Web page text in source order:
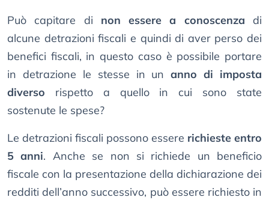
Può capitare di non essere a conoscenza di
alcune detrazioni fiscali e quindi di aver perso dei
benefici fiscali, in questo caso è possibile portare
in detrazione le stesse in unanno di imposta
diverso rispetto a quello in cui sono state
sostenute le spese?
Le detrazioni fiscali possono essere richieste entro
5 anni. Anche se non si richiede un beneficio
fiscale con la presentazione della dichiarazione dei
redditi dell’anno successivo, può essere richiesto in